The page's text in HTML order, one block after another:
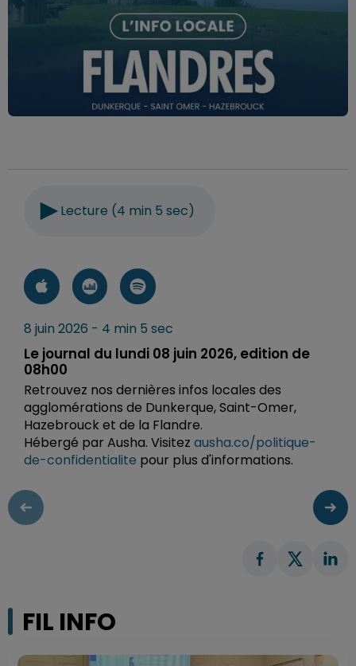
Lecture (4 min 5 sec)
8 juin 2026 - 4 min 5 sec
Le journal du lundi 08 juin 2026, edition de
08h00
Retrouvez nos dernières infos locales des
agglomérations de Dunkerque, Saint-Omer,
Hazebrouck et de la Flandre.
Hébergé par Ausha. Visitez ausha.co/politique-
de-confidentialite pour plus d'informations.
FIL INFO